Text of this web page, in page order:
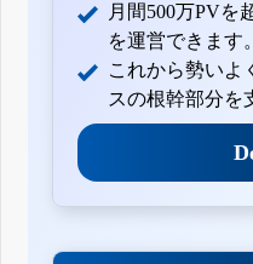
月間500万PVを
を運営できます。
これから勢いよ
スの根幹部分を